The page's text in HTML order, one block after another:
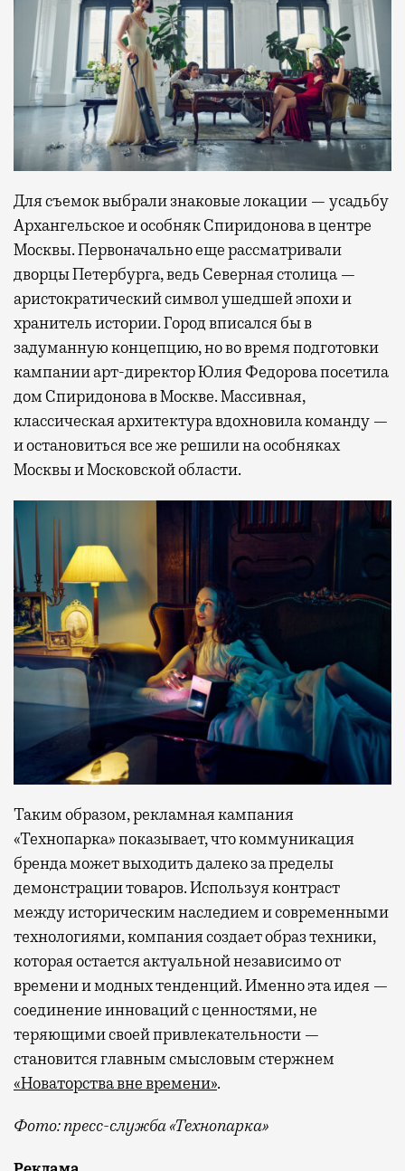
Для съемок выбрали знаковые локации — усадьбу
Архангельское и особняк Спиридонова в центре
Москвы. Первоначально еще рассматривали
дворцы Петербурга, ведь Северная столица —
аристократический символ ушедшей эпохи и
хранитель истории. Город вписался бы в
задуманную концепцию, но во время подготовки
кампании арт-директор Юлия Федорова посетила
дом Спиридонова в Москве. Массивная,
классическая архитектура вдохновила команду —
и остановиться все же решили на особняках
Москвы и Московской области.
Таким образом, рекламная кампания
«Технопарка» показывает, что коммуникация
бренда может выходить далеко за пределы
демонстрации товаров. Используя контраст
между историческим наследием и современными
технологиями, компания создает образ техники,
которая остается актуальной независимо от
времени и модных тенденций. Именно эта идея —
соединение инноваций с ценностями, не
теряющими своей привлекательности —
становится главным смысловым стержнем
«Новаторства вне времени».
Фото: пресс-служба «Технопарка»
Рекламные кампании техники редко выходят за